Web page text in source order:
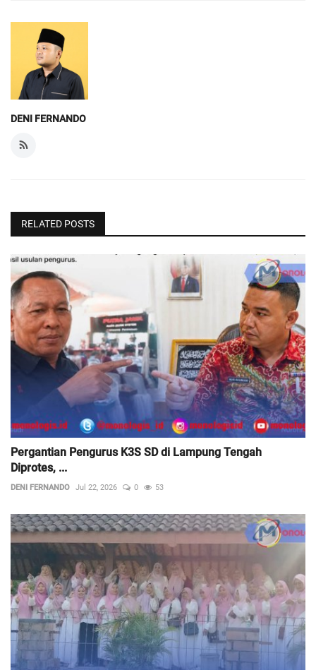
DENI FERNANDO
RELATED POSTS
Pergantian Pengurus K3S SD di Lampung Tengah
Diprotes, ...
DENI FERNANDO Jul 22, 2026 0 53